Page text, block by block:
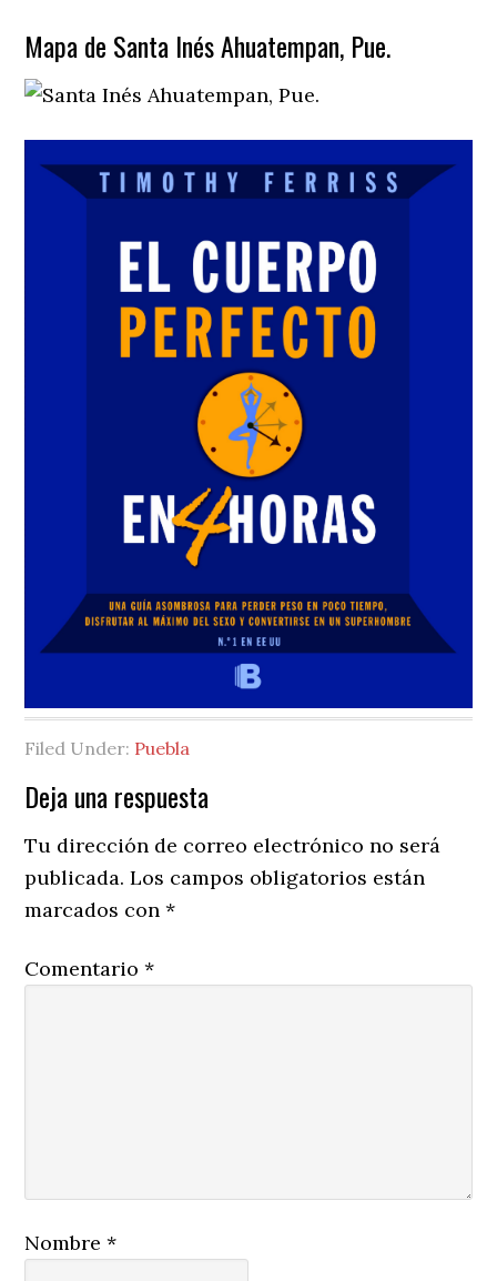
Mapa de Santa Inés Ahuatempan, Pue.
Filed Under: Puebla
Reader
Interactions
Deja una respuesta
Tu dirección de correo electrónico no será
publicada. Los campos obligatorios están
marcados con*
Comentario*
Nombre*